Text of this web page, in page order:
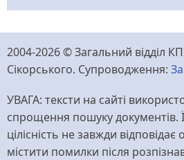
2004-2026 © Загальний відділ
Сікорського. Супроводження:
УВАГА: тексти на сайті
спрощення пошуку документів.
цілісність не завжди
містити помилки після